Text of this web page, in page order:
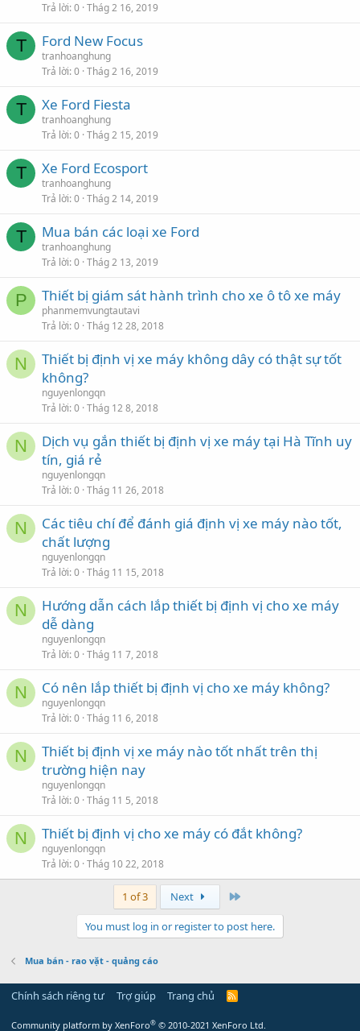
Trả lời 0 Thág 2 16, 2019
T Ford New Focus
tranhoanghung
Trả lời 0 Thág 2 16, 2019
T Xe Ford Fiesta
tranhoanghung
Trả lời 0 Thág 2 15, 2019
T Xe Ford Ecosport
tranhoanghung
Trả lời 0 Thág 2 14, 2019
T Mua bán các loại xe Ford
tranhoanghung
Trả lời 0 Thág 2 13, 2019
P Thiết bị giám sát hành trình cho xe ô tô xe máy
phanmemvungtautavi
Trả lời 0 Thág 12 28, 2018
N
Thiết bị định vị xe máy không dây có thật sự tốt
không?
nguyenlongqn
Trả lời 0 Thág 12 8, 2018
N
Dịch vụ gắn thiết bị định vị xe máy tại Hà Tĩnh uy
tín, giá rẻ
nguyenlongqn
Trả lời 0 Thág 11 26, 2018
N
Các tiêu chí để đánh giá định vị xe máy nào tốt,
chất lượng
nguyenlongqn
Trả lời 0 Thág 11 15, 2018
N
Hướng dẫn cách lắp thiết bị định vị cho xe máy
dễ dàng
nguyenlongqn
Trả lời 0 Thág 11 7, 2018
N Có nên lắp thiết bị định vị cho xe máy không?
nguyenlongqn
Trả lời 0 Thág 11 6, 2018
N
Thiết bị định vị xe máy nào tốt nhất trên thị
trường hiện nay
nguyenlongqn
Trả lời 0 Thág 11 5, 2018
N Thiết bị định vị cho xe máy có đắt không?
nguyenlongqn
Trả lời 0 Thág 10 22, 2018
1 of 3 Next
You must log in or register to post here.
Mua bán - rao vặt - quảng cáo
Chính sách riêng tư Trợ giúp Trang chủ
R
Community platform by XenForo® © 2010-2021 XenForo Ltd.